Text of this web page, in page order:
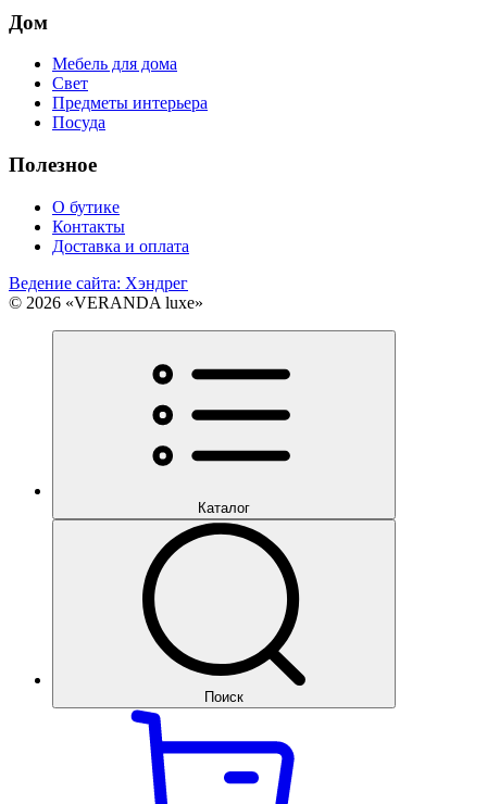
Дом
Мебель для дома
Свет
Предметы интерьера
Посуда
Полезное
О бутике
Контакты
Доставка и оплата
Ведение сайта: Хэндрег
© 2026 «VERANDA luxe»
Каталог
Поиск